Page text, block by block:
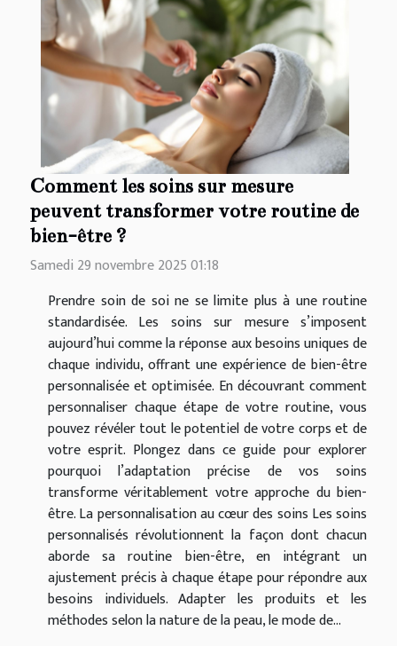
Comment les soins sur mesure
peuvent transformer votre routine de
bien-être ?
Samedi 29 novembre 2025 01:18
Prendre soin de soi ne se limite plus à une routine
standardisée. Les soins sur mesure s’imposent
aujourd’hui comme la réponse aux besoins uniques de
chaque individu, offrant une expérience de bien-être
personnalisée et optimisée. En découvrant comment
personnaliser chaque étape de votre routine, vous
pouvez révéler tout le potentiel de votre corps et de
votre esprit. Plongez dans ce guide pour explorer
pourquoi l’adaptation précise de vos soins
transforme véritablement votre approche du bien-
être. La personnalisation au cœur des soins Les soins
personnalisés révolutionnent la façon dont chacun
aborde sa routine bien-être, en intégrant un
ajustement précis à chaque étape pour répondre aux
besoins individuels. Adapter les produits et les
méthodes selon la nature de la peau, le mode de...